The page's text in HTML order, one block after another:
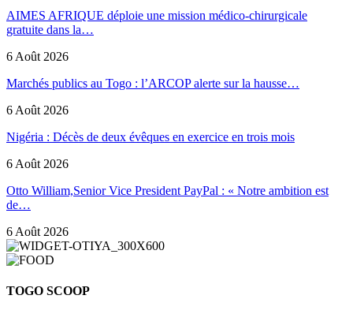
AIMES AFRIQUE déploie une mission médico-chirurgicale
gratuite dans la…
6 Août 2026
Marchés publics au Togo : l’ARCOP alerte sur la hausse…
6 Août 2026
Nigéria : Décès de deux évêques en exercice en trois mois
6 Août 2026
Otto William,Senior Vice President PayPal : « Notre ambition est
de…
6 Août 2026
TOGO SCOOP